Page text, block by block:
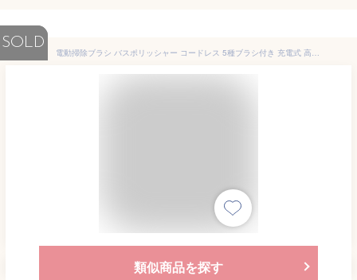
SOLD
電動掃除ブラシ バスポリッシャー コードレス 5種ブラシ付き 充電式 高性能 40～135cm伸縮 60分稼働 手持ち お風呂掃除 回転ブラシ バスブラシ 軽量 浴槽 台所 溝 洗車 キッチン 収納 SC003 年末掃除
類似商品を探す